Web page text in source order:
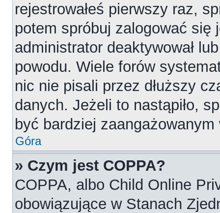
rejestrowałeś pierwszy raz,
potem spróbuj zalogować
administrator deaktywował
powodu. Wiele forów
nic nie pisali przez dłuższy
danych. Jeżeli to nastąpiło,
być bardziej
Góra
» Czym jest COPPA?
COPPA, albo Child Online
obowiązujące w Stanach